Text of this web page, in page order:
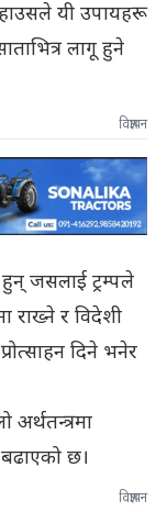
हाउसले यी उपायहरू
लागू हुने
विज्ञापन
जसलाई ट्रम्पले
राख्ने र विदेशी
दिने भनेर
अर्थतन्त्रमा
बढाएको छ।
विज्ञापन